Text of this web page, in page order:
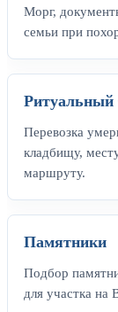
Морг,
семьи при
Ритуальный
Перевозка
кладбищу,
маршруту.
Памятники
Подбор
для участка на